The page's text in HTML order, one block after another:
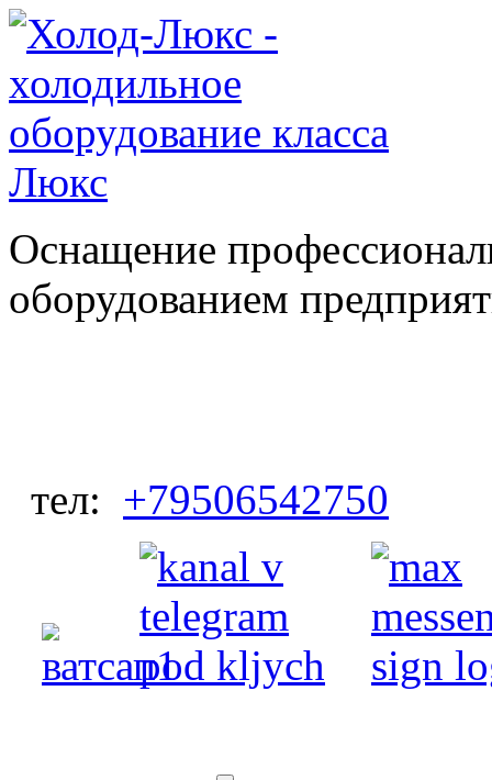
Оснащение
оборудованием
тел: +79506542750